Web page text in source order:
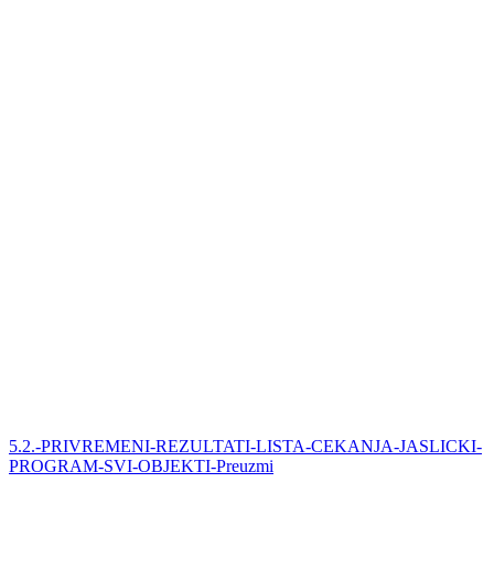
5.2.-PRIVREMENI-REZULTATI-LISTA-CEKANJA-JASLICKI-
PROGRAM-SVI-OBJEKTI-Preuzmi